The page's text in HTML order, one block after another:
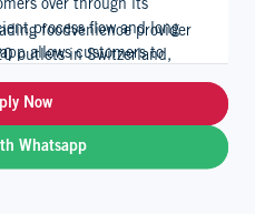
over through its
process flow and long
allows customers to
foodvenience provider
outlets in Switzerland,
brighten up someone’s
Now
Whatsapp